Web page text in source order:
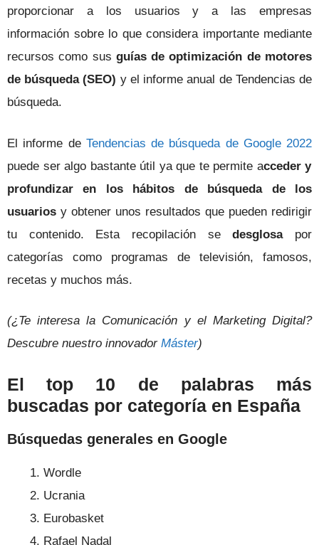
proporcionar a los usuarios y a las empresas
información sobre lo que considera importante mediante
recursos como sus guías de optimización de motores
de búsqueda (SEO) y el informe anual de Tendencias de
búsqueda.
El informe de Tendencias de búsqueda de Google 2022
puede ser algo bastante útil ya que te permite acceder y
profundizar en los hábitos de búsqueda de los
usuarios y obtener unos resultados que pueden redirigir
tu contenido. Esta recopilación sedesglosa por
categorías como programas de televisión, famosos,
recetas y muchos más.
(¿Te interesa la Comunicación y el Marketing Digital?
Descubre nuestro innovador Máster)
El top 10 de palabras más
buscadas por categoría en España
Búsquedas generales en Google
Wordle
Ucrania
Eurobasket
Rafael Nadal